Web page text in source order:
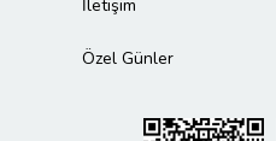
İletişim
Özel Günler